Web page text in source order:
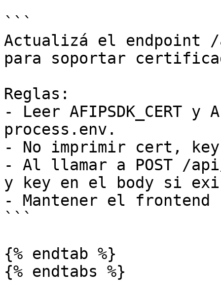
```
Actualizá el endpoint
para soportar
Reglas:
- Leer AFIPSDK_CERT y
process.env.
- No imprimir cert,
- Al llamar a POST /
y key en el body si
- Mantener el
```
{% endtab %}